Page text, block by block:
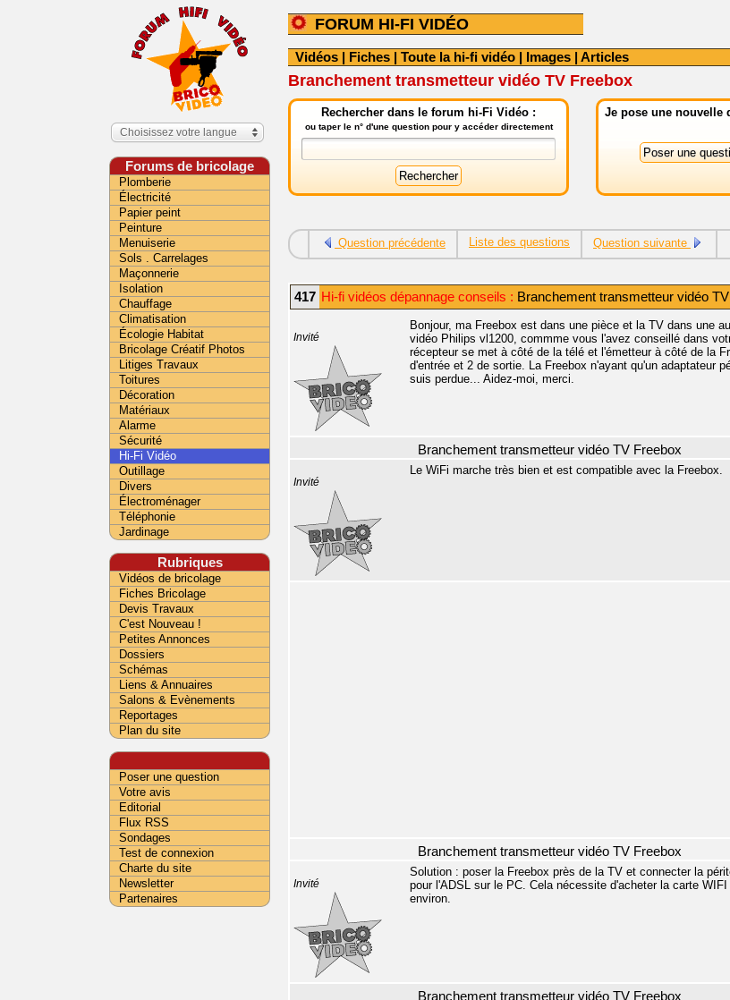
FORUM HI-FI VIDÉO
Vidéos | Fiches | Toute la hi-fi vidéo | Images | Articles
Branchement transmetteur vidéo TV Freebox
Rechercher dans le forum hi-Fi Vidéo :
ou taper le n° d'une question pour y accéder directement
Je pose une nouvelle
Question précédente Liste des questions Question suivante
417 Hi-fi vidéos dépannage conseils : Branchement transmetteur vidéo
Invité
Bonjour, ma Freebox est dans une pièce et la TV dans une
vidéo Philips vl1200, commme vous l'avez conseillé dans
récepteur se met à côté de la télé et l'émetteur à côté de la
d'entrée et 2 de sortie. La Freebox n'ayant qu'un adaptateur
suis perdue... Aidez-moi, merci.
Branchement transmetteur vidéo TV Freebox
Invité
Le WiFi marche très bien et est compatible avec la Freebox.
Branchement transmetteur vidéo TV Freebox
Invité
Solution : poser la Freebox près de la TV et connecter la
pour l'ADSL sur le PC. Cela nécessite d'acheter la carte WIFI
environ.
Branchement transmetteur vidéo TV Freebox
Choisissez votre langue
Forums de bricolage
Plomberie
Électricité
Papier peint
Peinture
Menuiserie
Sols . Carrelages
Maçonnerie
Isolation
Chauffage
Climatisation
Écologie Habitat
Bricolage Créatif Photos
Litiges Travaux
Toitures
Décoration
Matériaux
Alarme
Sécurité
Hi-Fi Vidéo
Outillage
Divers
Électroménager
Téléphonie
Jardinage
Rubriques
Vidéos de bricolage
Fiches Bricolage
Devis Travaux
C'est Nouveau !
Petites Annonces
Dossiers
Schémas
Liens & Annuaires
Salons & Evènements
Reportages
Plan du site
Poser une question
Votre avis
Editorial
Flux RSS
Sondages
Test de connexion
Charte du site
Newsletter
Partenaires